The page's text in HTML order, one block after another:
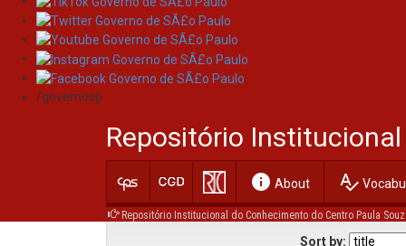
Skip
navigation
/governosp
Repositório Institucional
info About spellcheck
Repositório Institucional do Conhecimento do Centro Paula
Browsing by Subject
Jump to: 0-9 A
Sort by: